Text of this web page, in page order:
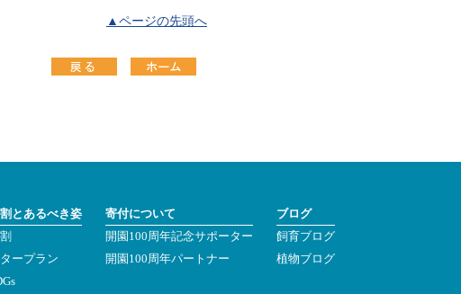
▲ページの先頭へ
とあるべき姿
ープラン
寄付について
開園100周年記念サポーター
開園100周年パートナー
ブログ
飼育ブログ
植物ブログ